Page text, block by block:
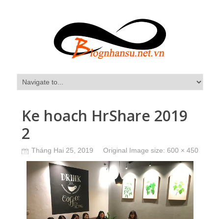
Ke hoach HrShare 2019
2
Tháng Hai 25, 2019 Original Image size: 600 × 450